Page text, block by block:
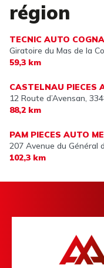
région
TECNIC AUTO
Giratoire du Mas de la
59,3 km
CASTELNAU PIECES
12 Route d’Avensan,
88,2 km
PAM PIECES AUTO
207 Avenue du Général
102,3 km